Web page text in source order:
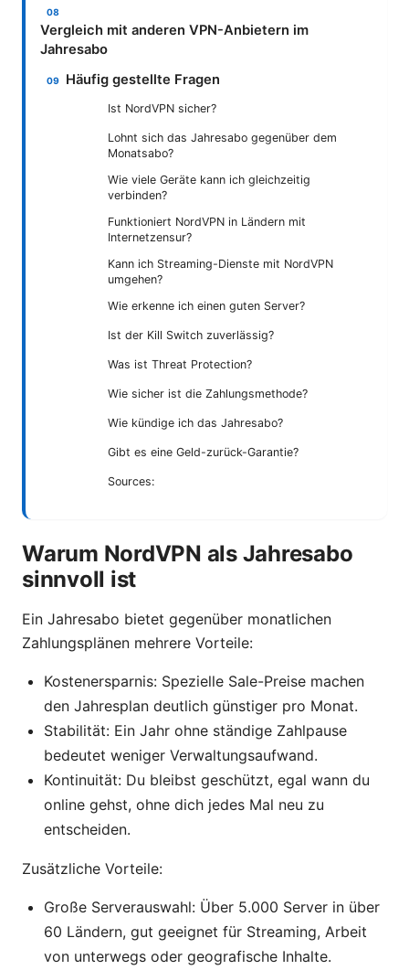
Vergleich mit anderen VPN-Anbietern im
Jahresabo
Häufig gestellte Fragen
Ist NordVPN sicher?
Lohnt sich das Jahresabo gegenüber dem
Monatsabo?
Wie viele Geräte kann ich gleichzeitig
verbinden?
Funktioniert NordVPN in Ländern mit
Internetzensur?
Kann ich Streaming-Dienste mit NordVPN
umgehen?
Wie erkenne ich einen guten Server?
Ist der Kill Switch zuverlässig?
Was ist Threat Protection?
Wie sicher ist die Zahlungsmethode?
Wie kündige ich das Jahresabo?
Gibt es eine Geld-zurück-Garantie?
Sources:
Warum NordVPN als Jahresabo
sinnvoll ist
Ein Jahresabo bietet gegenüber monatlichen
Zahlungsplänen mehrere Vorteile:
Kostenersparnis: Spezielle Sale-Preise machen
den Jahresplan deutlich günstiger pro Monat.
Stabilität: Ein Jahr ohne ständige Zahlpause
bedeutet weniger Verwaltungsaufwand.
Kontinuität: Du bleibst geschützt, egal wann du
online gehst, ohne dich jedes Mal neu zu
entscheiden.
Zusätzliche Vorteile:
Große Serverauswahl: Über 5.000 Server in über
60 Ländern, gut geeignet für Streaming, Arbeit
von unterwegs oder geografische Inhalte.